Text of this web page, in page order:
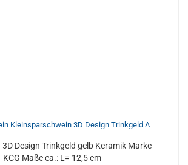
Design Trinkgeld gelb Keramik Marke
KCG Maße ca.: L= 12,5 cm